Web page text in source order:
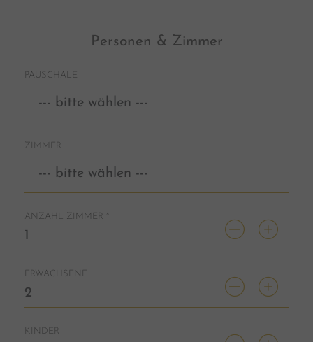
Personen & Zimmer
PAUSCHALE
ZIMMER
ANZAHL ZIMMER *
ERWACHSENE
KINDER